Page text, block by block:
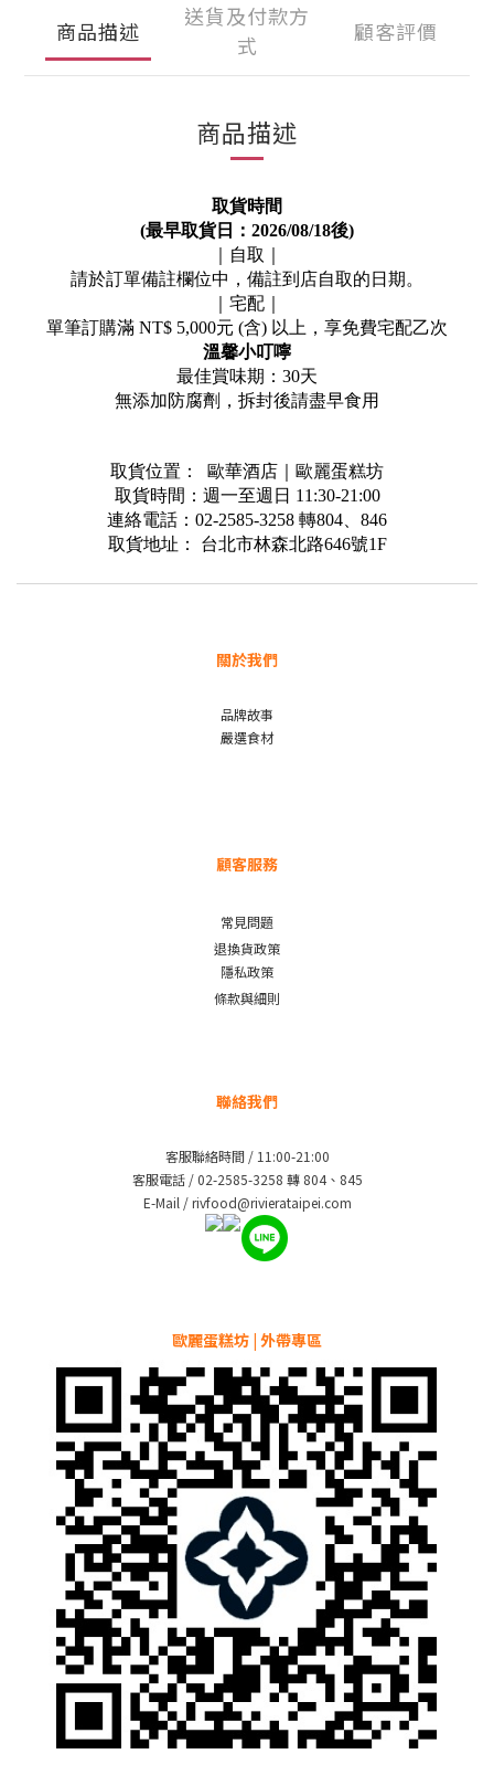
商品描述
送貨及付款方
式
顧客評價
商品描述
取貨時間
(最早取貨日： 2026/08/18後)
｜自取｜
請於訂單備註欄位中，備註到店自取的日期。
｜宅配｜
單筆訂購滿 NT$ 5,000元 (含) 以上，享免費宅配乙次
溫馨小叮嚀
最佳賞味期： 30天
無添加防腐劑，拆封後請盡早食用
取貨位置：
歐華酒店｜歐麗蛋糕坊
取貨時間：週一至週日 11:30-21:00
連絡電話： 02-2585-3258 轉804
846
取貨地址：
台北市林森北路646號1F
關於我們
品牌故事
嚴選食材
顧客服務
常見問題
退換貨政策
隱私政策
條款與細則
聯絡我們
客服聯絡時間 / 11:00-21:00
客服電話 / 02-2585-3258 轉 804、845
E-Mail / rivfood@rivierataipei.com
歐麗蛋糕坊 | 外帶專區